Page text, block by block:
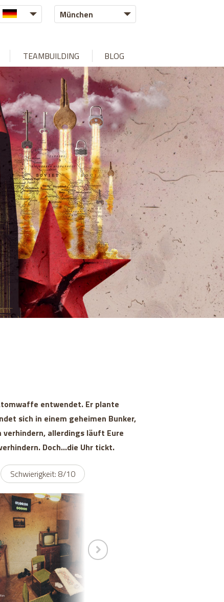
München
TEAMBUILDING BLOG
entwendet. Er plante
sich in einem geheimen Bunker,
allerdings läuft Eure
Doch...die Uhr tickt.
Schwierigkeit: 8/10